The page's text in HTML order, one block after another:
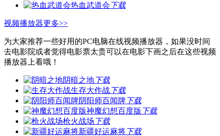
热血武道会 下载
视频播放器更多>>
为大家推荐一些好用的PC电脑在线视频播放器，如果没时间
去电影院或者觉得电影票太贵可以在电影下画之后在这些视频
播放器上看哦！
阴暗之地下载
生存大作战下载
阴阳师百闻牌下载
神魔幻想百度版 下载
枪火战场 下载
新疆好运麻将下载